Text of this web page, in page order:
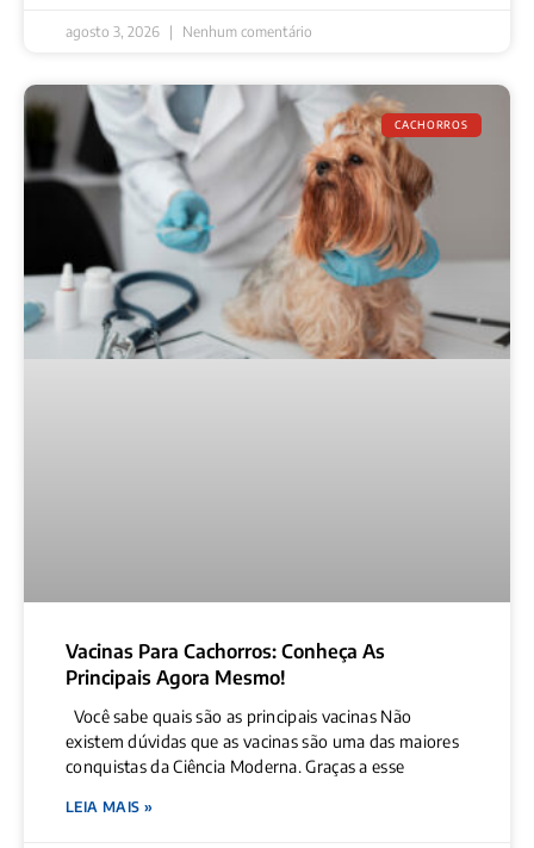
agosto 3, 2026 Nenhum comentário
CACHORROS
Vacinas Para Cachorros: Conheça As
Principais Agora Mesmo!
Você sabe quais são as principais vacinas Não
existem dúvidas que as vacinas são uma das maiores
conquistas da Ciência Moderna. Graças a esse
LEIA MAIS »